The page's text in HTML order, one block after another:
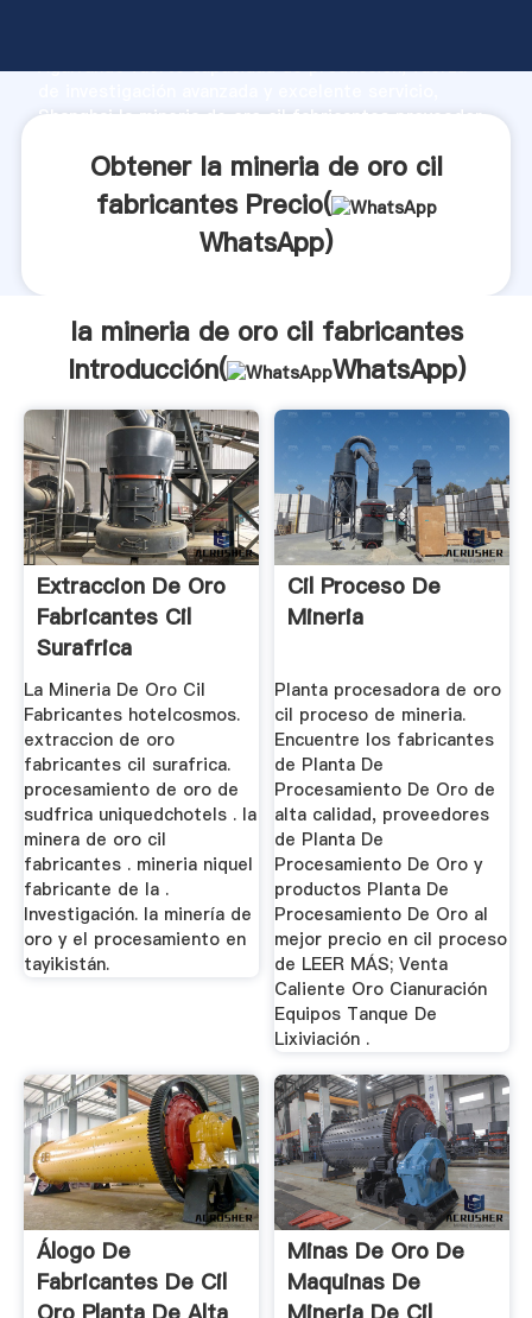
Agarrando fuerte capacidad de producción, fuerza
Shanghai la mineria de oro cil fabricantes proveedor
Obtener la mineria de oro cil
fabricantes Precio(
WhatsApp)
la mineria de oro cil fabricantes
Introducción(
WhatsApp)
Extraccion De Oro
Fabricantes Cil
Surafrica
La Mineria De Oro Cil
Fabricantes hotelcosmos.
extraccion de oro
fabricantes cil surafrica.
procesamiento de oro de
sudfrica uniquedchotels . la
minera de oro cil
fabricantes . mineria niquel
fabricante de la .
Investigación. la minería de
oro y el procesamiento en
tayikistán.
Cil Proceso De
Mineria
Planta procesadora de oro
cil proceso de mineria.
Encuentre los fabricantes
de Planta De
Procesamiento De Oro de
alta calidad, proveedores
de Planta De
Procesamiento De Oro y
productos Planta De
Procesamiento De Oro al
mejor precio en cil proceso
de LEER MÁS; Venta
Caliente Oro Cianuración
Equipos Tanque De
Lixiviación .
Álogo De
Fabricantes De Cil
Minas De Oro De
Maquinas De